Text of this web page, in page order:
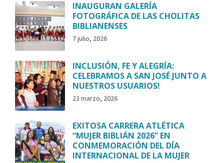
INAUGURAN GALERÍA
FOTOGRÁFICA DE LAS CHOLITAS
BIBLIANENSES
7 julio, 2026
INCLUSIÓN, FE Y ALEGRÍA:
CELEBRAMOS A SAN JOSÉ JUNTO A
NUESTROS USUARIOS!
23 marzo, 2026
EXITOSA CARRERA ATLÉTICA
“MUJER BIBLIÁN 2026” EN
CONMEMORACIÓN DEL DÍA
INTERNACIONAL DE LA MUJER